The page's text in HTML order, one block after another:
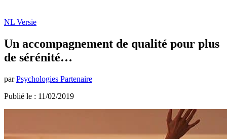
NL Versie
Un accompagnement de qualité pour plus
de sérénité…
par Psychologies Partenaire
Publié le : 11/02/2019